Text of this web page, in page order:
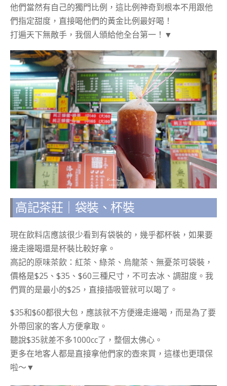
他們當然有自己的獨門比例，這比例神奇到根本不用跟他
們指定甜度，直接喝他們的黃金比例最好喝！
打遍天下無敵手，我個人頒給他全台第一！▼
高記茶莊｜袋裝、杯裝
現在飲料店應該很少看到有袋裝的，幾乎都杯裝，如果要
邊走邊喝還是杯裝比較好拿。
高記的原味茶飲：紅茶、綠茶、烏龍茶、無憂茶可袋裝，
價格是$25、$35、$60三種尺寸，不可去冰、調甜度。我
們買的是最小的$25，直接插吸管就可以喝了。
$35和$60都很大包，應該就不方便邊走邊喝，而是為了要
外帶回家的客人方便拿取。
聽說$35就差不多1000cc了，整個太佛心。
更多在地客人都是直接拿他們家的壺來買，這樣也更環保
啦～▼